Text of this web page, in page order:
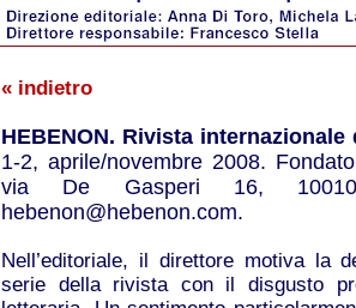
« indietro
HEBENON. Rivista
1-2, aprile/novembre 2008.
via De Gasperi 16,
hebenon@hebenon.com.
Nell’editoriale, il direttore motiva la
serie della rivista con il disgusto